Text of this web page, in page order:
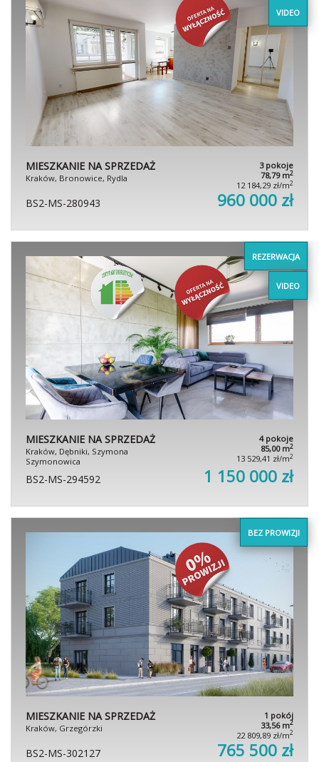
VIDEO
MIESZKANIE NA SPRZEDAŻ
Kraków, Bronowice, Rydla
3 pokoje
78,79 m2
12 184,29 zł/m2
BS2-MS-280943 960 000 zł
REZERWACJA
VIDEO
MIESZKANIE NA SPRZEDAŻ
Kraków, Dębniki, Szymona
Szymonowica
4 pokoje
85,00 m2
13 529,41 zł/m2
BS2-MS-294592 1 150 000 zł
BEZ PROWIZJI
MIESZKANIE NA SPRZEDAŻ
Kraków, Grzegórzki
1 pokój
33,56 m2
22 809,89 zł/m2
BS2-MS-302127 765 500 zł